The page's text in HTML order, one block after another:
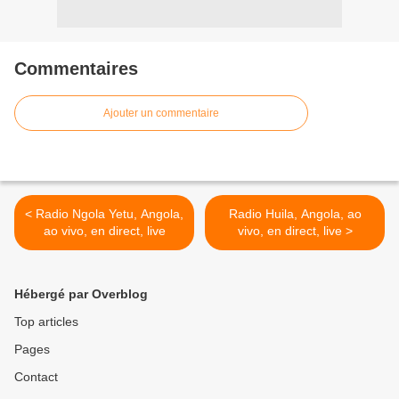
Commentaires
Ajouter un commentaire
< Radio Ngola Yetu, Angola,
ao vivo, en direct, live
Radio Huila, Angola, ao
vivo, en direct, live >
Hébergé par Overblog
Top articles
Pages
Contact